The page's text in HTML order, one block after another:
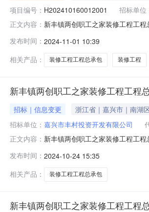
项目编号： H202410160012001 招标单位
正文内容： 新丰镇两创职工之家装修工程工
H202410160012001招标方式公
模该项目对新丰镇两创中心职工之
发布时间： 2024-11-01 10:39
相关产品：
装修工程工程总承包 装修工程
新丰镇两创职工之家装修工程工程
招标｜信息变更 浙江省｜嘉兴市｜南湖
招标单位： 嘉兴市丰村投资开发有限公司
正文内容： 新丰镇两创职工之家装修工程工
工程设计有限公司”修改为“浙江
发布时间： 2024-10-24 15:35
相关产品：
装修工程工程总承包
新丰镇两创职工之家装修工程工程